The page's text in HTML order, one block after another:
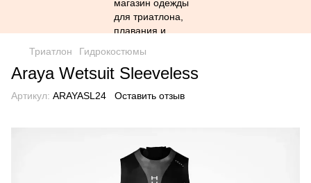
Триатлон Гидрокостюмы
Araya Wetsuit Sleeveless
Артикул: ARAYASL24 Оставить отзыв